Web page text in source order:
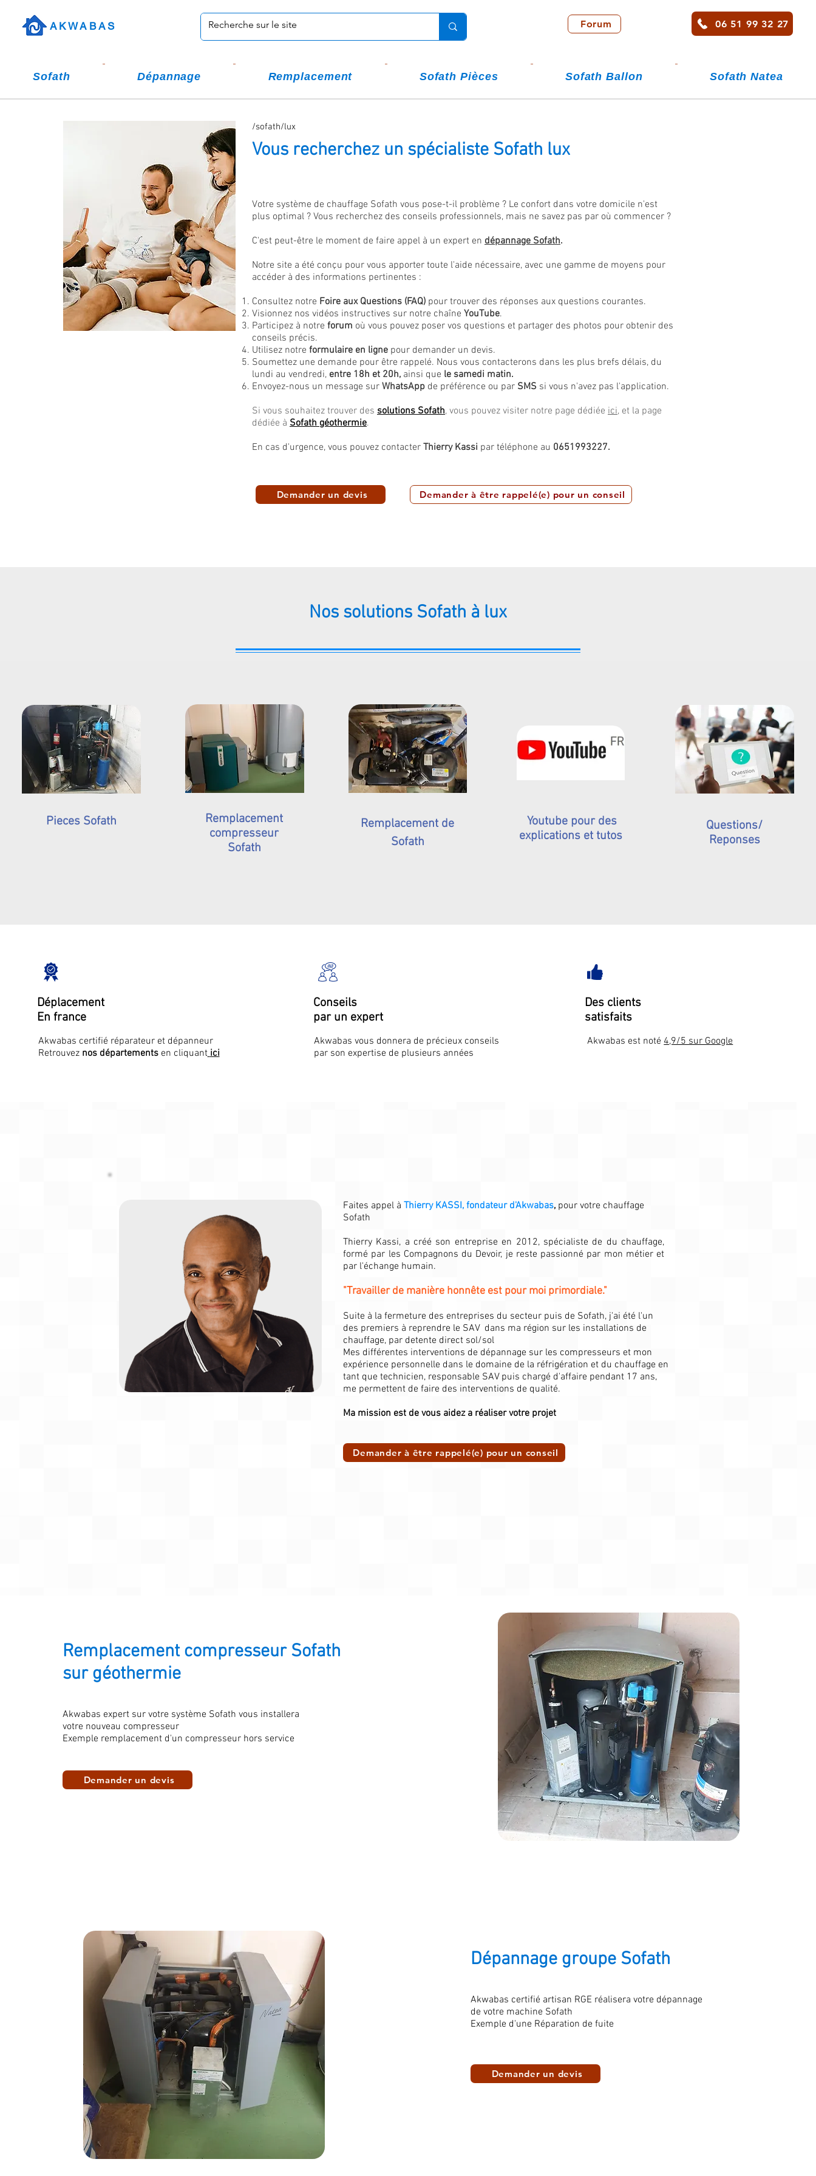
AKWABAS Forum 06 51 99 32 27
Sofath Dépannage Remplacement Sofath Pièces Sofath Ballon Sofath Natea
/sofath/lux
Vous recherchez un spécialiste Sofath lux
Votre système de chauffage Sofath vous pose-t-il problème ? Le confort dans votre domicile n'est
plus optimal ? Vous recherchez des conseils professionnels, mais ne savez pas par où commencer ?
C'est peut-être le moment de faire appel à un expert en dépannage Sofath.
Notre site a été conçu pour vous apporter toute l'aide nécessaire, avec une gamme de moyens pour
accéder à des informations pertinentes :
Consultez notre Foire aux Questions (FAQ) pour trouver des réponses aux questions courantes.
Visionnez nos vidéos instructives sur notre chaîne YouTube.
Participez à notre forum où vous pouvez poser vos questions et partager des photos pour obtenir des
conseils précis.
Utilisez notre formulaire en ligne pour demander un devis.
Soumettez une demande pour être rappelé. Nous vous contacterons dans les plus brefs délais, du
lundi au vendredi, entre 18h et 20h, ainsi que le samedi matin.
Envoyez-nous un message sur WhatsApp de préférence ou par SMS si vous n'avez pas l'application.
Si vous souhaitez trouver des solutions Sofath, vous pouvez visiter notre page dédiée ici, et la page
dédiée à Sofath géothermie.
En cas d'urgence, vous pouvez contacter Thierry Kassi par téléphone au 0651993227.
Demander un devis Demander à être rappelé(e) pour un conseil
Nos solutions Sofath à lux
Pieces Sofath
Remplacement
compresseur
Sofath
Remplacement de
Sofath
Youtube pour des
explications et tutos
Questions/
Reponses
Déplacement
En france
Akwabas certifié réparateur et dépanneur
Retrouvez nos départementsen cliquant ici
Conseils
par un expert
Akwabas vous donnera de précieux conseils
par son expertise de plusieurs années
Des clients
satisfaits
Akwabas est noté4,9/5 sur Google
Faites appel à Thierry KASSI, fondateur d'Akwabas, pour votre chauffage
Sofath
Thierry Kassi, a créé son entreprise en 2012, spécialiste de du chauffage,
formé par les Compagnons du Devoir, je reste passionné par mon métier et
par l'échange humain.
"Travailler de manière honnête est pour moi primordiale."
Suite à la fermeture des entreprises du secteur puis de Sofath, j'ai été l'un
des premiers à reprendre le SAV dans ma région sur les installations de
chauffage, par detente direct sol/sol
Mes différentes interventions de dépannage sur les compresseurs et mon
expérience personnelle dans le domaine de la réfrigération et du chauffage en
tant que technicien, responsable SAV puis chargé d'affaire pendant 17 ans,
me permettent de faire des interventions de qualité.
Ma mission est de vous aidez a réaliser votre projet
Demander à être rappelé(e) pour un conseil
Remplacement compresseur Sofath
sur géothermie
Akwabas expert sur votre système Sofath vous installera
votre nouveau compresseur
Exemple remplacement d'un compresseur hors service
Demander un devis
Dépannage groupe Sofath
Akwabas certifié artisan RGE réalisera votre dépannage
de votre machine Sofath
Exemple d'une Réparation de fuite
Demander un devis